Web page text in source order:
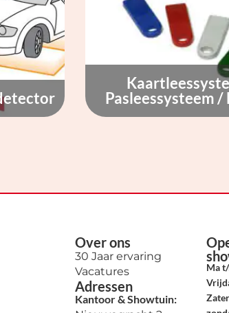
Pasleessysteem /
Over ons
30 Jaar ervaring
Vacatures
Adressen
Kantoor & Showtuin:
Ma